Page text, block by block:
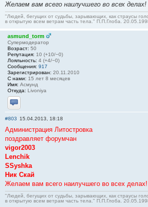
Желаем вам всего наилучшего во всех делах!
"Людей, бегущих от судьбы, зарывающих, как страусы
в открытую всем ветрам часть тела." П.П.Глоба.
asmund_torm
Супермодератор
Возраст: 50
Репутация: 10 (+10/−0)
Лояльность: 4 (+4/−0)
Сообщения: 917
Зарегистрирован: 20.11.2010
С нами: 15 лет 8 месяцев
Имя: Асмунд
Откуда: Livoniya
Отправить личное сообщение
#803 15.04.2013, 18:18
Администрация Литостровка
поздравляет форумчан
vigor2003
Lenchik
SSyshka
Ник Скай
Желаем вам всего наилучшего во всех делах!
"Людей, бегущих от судьбы, зарывающих, как страусы
в открытую всем ветрам часть тела." П.П.Глоба.